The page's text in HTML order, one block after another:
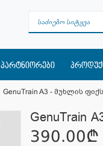
პარტნიორები
GenuTrain A3 - მუხლის
GenuTrain
390.00¢